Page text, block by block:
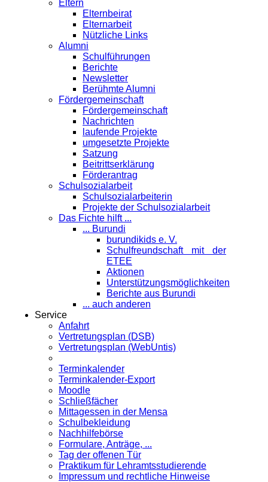
Eltern
Elternbeirat
Elternarbeit
Nützliche Links
Alumni
Schulführungen
Berichte
Newsletter
Berühmte Alumni
Förder­gemeinschaft
Fördergemeinschaft
Nachrichten
laufende Projekte
umgesetzte Projekte
Satzung
Beitrittserklärung
Förderantrag
Schul­sozialarbeit
Schulsozialarbeiterin
Projekte der Schulsozialarbeit
Das Fichte hilft ...
... Burundi
burundikids e. V.
Schulfreundschaft mit der
ETEE
Aktionen
Unterstützungsmöglichkeiten
Berichte aus Burundi
... auch anderen
Service
Anfahrt
Vertretungsplan (DSB)
Vertretungsplan (WebUntis)
Terminkalender
Terminkalender-Export
Moodle
Schließfächer
Mittagessen in der Mensa
Schulbekleidung
Nachhilfebörse
Formulare, Anträge, ...
Tag der offenen Tür
Praktikum für Lehramts­studierende
Impressum und rechtliche Hinweise